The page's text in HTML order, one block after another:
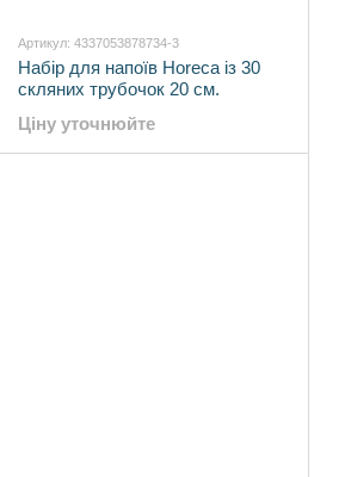
Артикул: 4337053878734-3
Набір для напоїв Horeca із 30
скляних трубочок 20 см.
Ціну уточнюйте